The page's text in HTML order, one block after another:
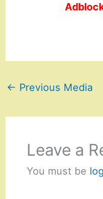
← Previous Media
Leave a
You must be